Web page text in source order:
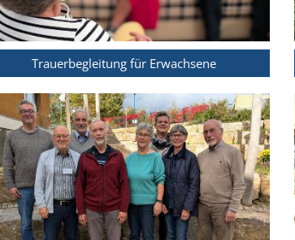
Trauerbegleitung für Erwachsene